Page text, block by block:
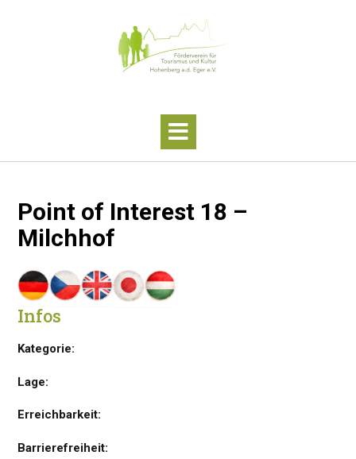
Point of Interest 18 –
Milchhof
Infos
Kategorie:
Lage:
Erreichbarkeit:
Barrierefreiheit: